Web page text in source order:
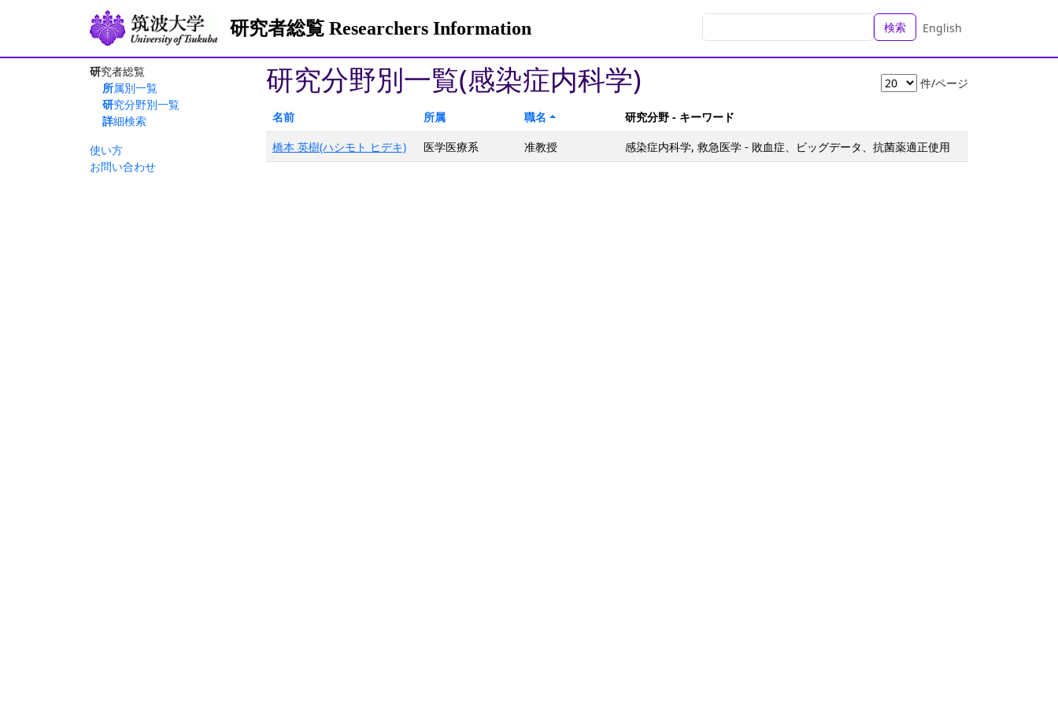
研究者総覧 Researchers Information 検索 English
研究者総覧
所属別一覧
研究分野別一覧
詳細検索
使い方
お問い合わせ
研究分野別一覧(感染症内科学) 件/ページ
名前 所属 職名
研究分野 - キーワード
橋本 英樹(ハシモト ヒデキ)
医学医療系 准教授 感染症内科学, 救急医学 - 敗血症、ビッグデータ、抗菌薬適正使用